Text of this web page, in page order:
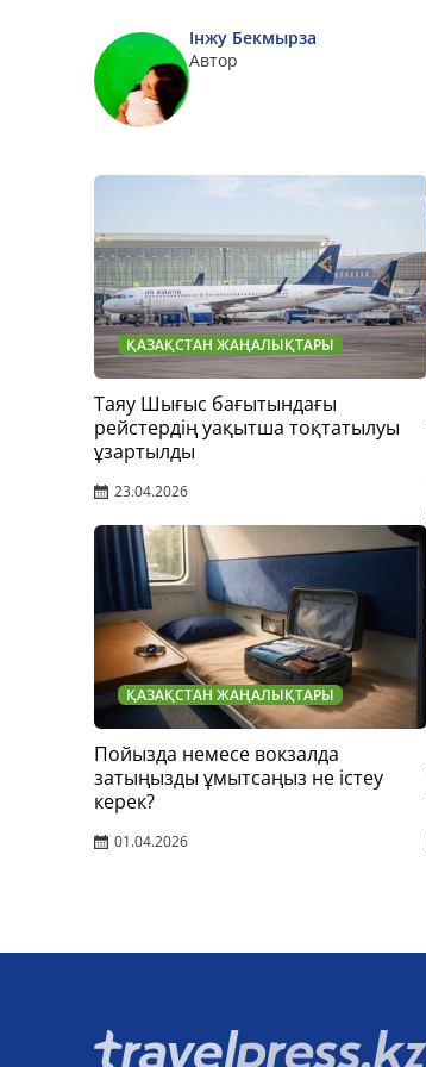
Інжу Бекмырза
Автор
ҚАЗАҚСТАН ЖАҢАЛЫҚТАРЫ
Таяу Шығыс бағытындағы
рейстердің уақытша тоқтатылуы
ұзартылды
23.04.2026
ҚАЗАҚСТАН ЖАҢАЛЫҚТАРЫ
Пойызда немесе вокзалда
затыңызды ұмытсаңыз не істеу
керек?
01.04.2026